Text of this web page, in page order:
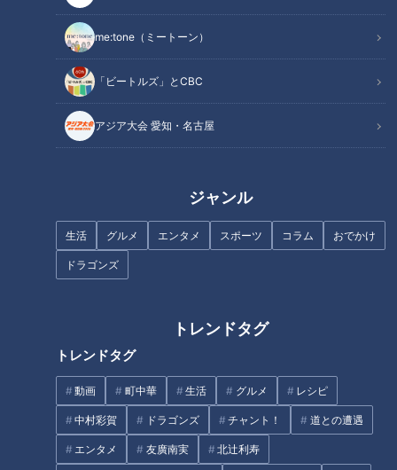
me:tone（ミートーン）
「ビートルズ」とCBC
アジア大会 愛知・名古屋
ジャンル
生活 グルメ エンタメ スポーツ コラム おでかけ
ドラゴンズ
トレンドタグ
トレンドタグ
動画 町中華 生活 グルメ レシピ
中村彩賀 ドラゴンズ チャント！ 道との遭遇
エンタメ 友廣南実 北辻利寿
スラッガーの極意を学べ
オススメ関連コンテンツ
来週に迫った春季キャンプ
「サンデードラゴンズ」より石川昂弥選手(C)CBCテレビ
いよいよ春季キャンプスタートが来週に迫った！1クール初日
からフルパワーとなれるよう、選手たちは国内各地で自主トレ
に励む姿が目に飛び込んでくる。この時期はまったくマイナス